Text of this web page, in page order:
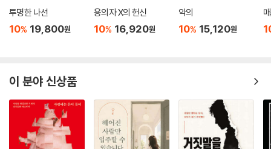
투명한 나선
10% 19,800원
용의자 X의 헌신
10% 16,920원
악의
10% 15,120원
이 분야 신상품